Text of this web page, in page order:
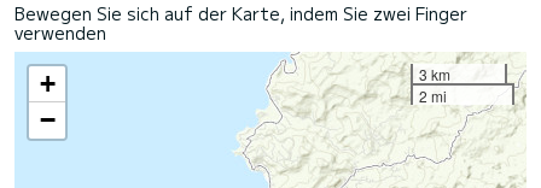
Bewegen Sie sich auf der Karte, indem Sie zwei Finger
verwenden
+
−
3 km
2 mi